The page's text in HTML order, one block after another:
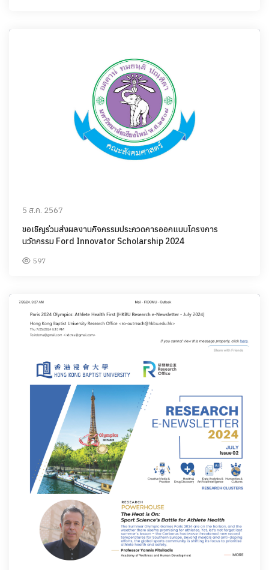
5 ส.ค. 2567
ขอเชิญร่วมส่งผลงานกิจกรรมประกวดการออกแบบโครงการ
นวัตกรรม Ford Innovator Scholarship 2024
597